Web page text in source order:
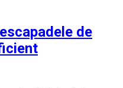
de